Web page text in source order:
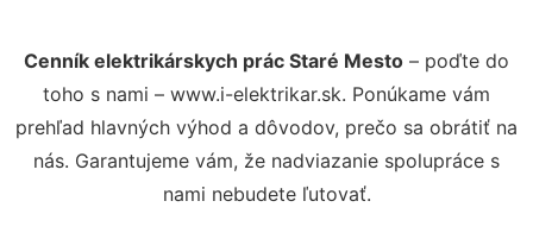
Cenník elektrikárskych prác Staré Mesto – poďte do
toho s nami – www.i-elektrikar.sk. Ponúkame vám
prehľad hlavných výhod a dôvodov, prečo sa obrátiť na
nás. Garantujeme vám, že nadviazanie spolupráce s
nami nebudete ľutovať.